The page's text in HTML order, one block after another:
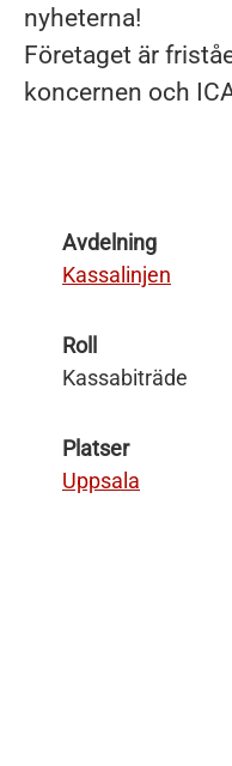
nyheterna!
Företaget är
koncernen och
Avdelning
Kassalinjen
Roll
Kassabiträde
Platser
Uppsala